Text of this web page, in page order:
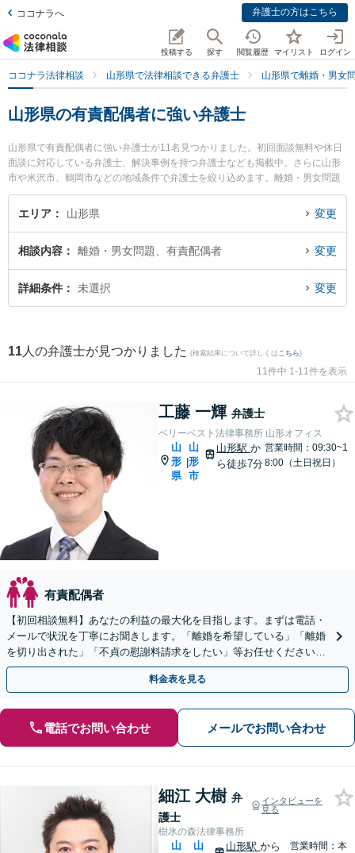
ココナラへ 弁護士の方はこちら
投稿する 探す 閲覧履歴 マイリスト ログイン
ココナラ法律相談 山形県で法律相談できる弁護士 山形県で離婚・男女
山形県の有責配偶者に強い弁護士
山形県で有責配偶者に強い弁護士が11名見つかりました。初回面談無料や休日
面談に対応している弁護士、解決事例を持つ弁護士なども掲載中。さらに山形
市や米沢市、鶴岡市などの地域条件で弁護士を絞り込めます。離婚・男女問題
に関係する財産分与や養育費、親権等の細かな分野での絞り込み検索もでき便
利です。特にベリーベスト法律事務所 山形オフィスの工藤 一輝弁護士や樹氷の
に発生した有責配偶者のトラブルを今すぐに弁護士に相談したい』『有責配偶
者のトラブル解決の実績豊富な近くの弁護士を検索したい』『初回相談無料で
有責配偶者を法律相談できる山形県内の弁護士に相談予約したい』などでお困
エリア 山形県 変更
相談内容 離婚・男女問題、有責配偶者 変更
詳細条件 未選択 変更
11 人の弁護士が見つかりました (検索結果について詳しくは こちら)
11件中 1-11件を表示
工藤 一輝 弁護士
ベリーベスト法律事務所 山形オフィス
山
形
県
|
山
形
市
山形駅か
ら徒歩7分
営業時間：09:30~1
8:00（土日祝日）
有責配偶者
【初回相談無料】あなたの利益の最大化を目指します。まずは電話・
メールで状況を丁寧にお聞きします。「離婚を希望している」「離婚
を切り出された」「不貞の慰謝料請求をしたい」等お任せください。
【リーズナブルな料金設定】
料金表を見る
電話でお問い合わせ メールでお問い合わせ
細江 大樹 弁
護士
インタビューを
見る
樹氷の森法律事務所
山
山
山形駅 から
営業時間：本